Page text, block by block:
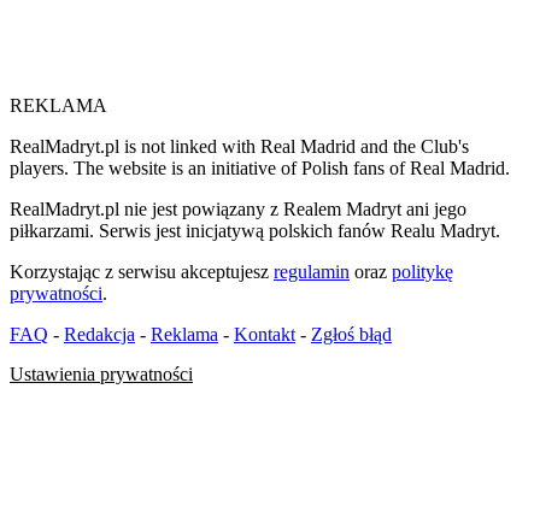
REKLAMA
RealMadryt.pl is not linked with Real Madrid and the Club's
players. The website is an initiative of Polish fans of Real Madrid.
RealMadryt.pl nie jest powiązany z Realem Madryt ani jego
piłkarzami. Serwis jest inicjatywą polskich fanów Realu Madryt.
Korzystając z serwisu akceptujesz regulamin oraz politykę
prywatności.
FAQ - Redakcja - Reklama - Kontakt - Zgłoś błąd
Ustawienia prywatności